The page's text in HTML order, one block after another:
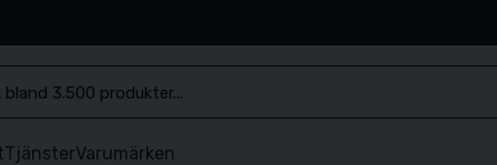
TjänsterVarumärken